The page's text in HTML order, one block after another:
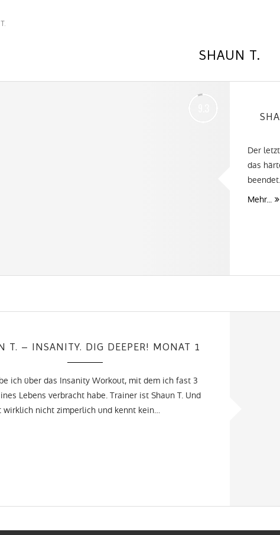
SHAUN T.
Der
das
Mehr...
T. – INSANITY. DIG DEEPER! MONAT 1
ich über das Insanity Workout, mit dem ich fast 3
Lebens verbracht habe. Trainer ist Shaun T. Und
wirklich nicht zimperlich und kennt kein…